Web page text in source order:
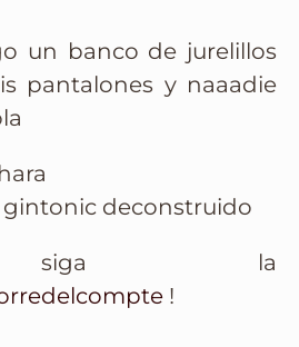
un banco de jurelillos
pantalones y naaadie
gintonic deconstruido
siga la
!